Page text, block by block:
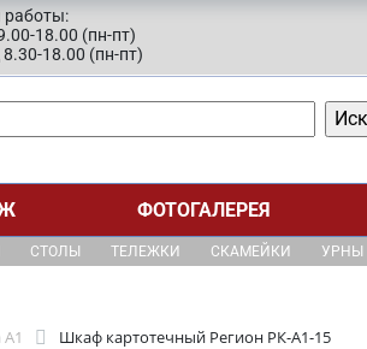
работы:
18.00 (пн-пт)
18.00 (пн-пт)
ФОТОГАЛЕРЕЯ
СТОЛЫ ТЕЛЕЖКИ СКАМЕЙКИ УРНЫ
Шкаф картотечный Регион РК-А1-15